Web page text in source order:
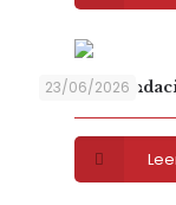
23/06/2026
Gracias